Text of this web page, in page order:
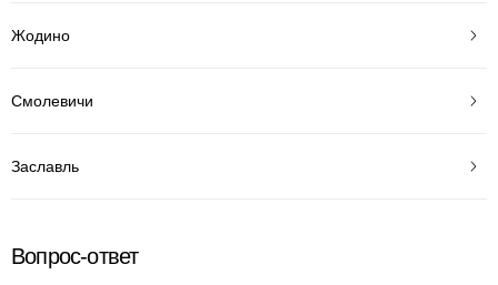
Жодино
Смолевичи
Заславль
Вопрос-ответ